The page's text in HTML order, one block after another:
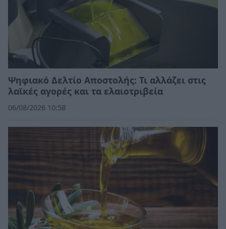
Ψηφιακό Δελτίο Αποστολής: Τι αλλάζει στις
λαϊκές αγορές και τα ελαιοτριβεία
06/08/2026 10:58